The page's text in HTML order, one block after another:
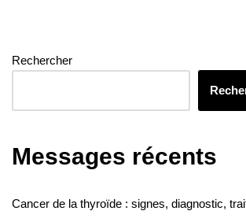
Rechercher
Messages récents
Cancer de la thyroïde : signes, diagnostic,